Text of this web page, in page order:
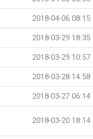
2018-04-06 08:15
2018-03-29 18:35
2018-03-29 10:57
2018-03-28 14:58
2018-03-27 06:14
2018-03-20 18:14